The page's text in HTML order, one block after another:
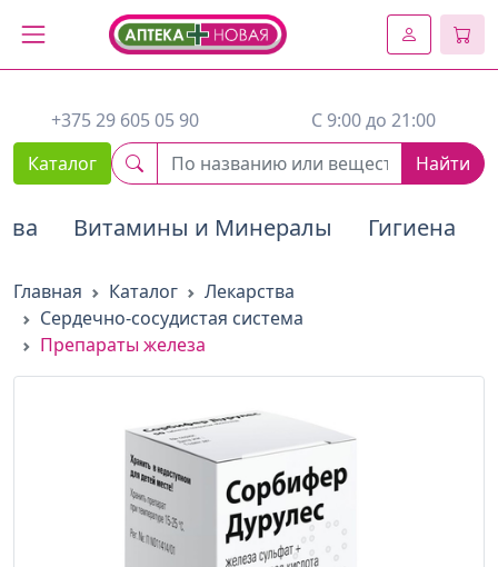
2. Вставьте этот код сразу же после открывающего тега :
+375 29 605 05 90
C 9:00 до 21:00
Каталог
Найти
Витамины и Минералы Гигиена
Главная Каталог
Лекарства
Сердечно-сосудистая система
Препараты железа